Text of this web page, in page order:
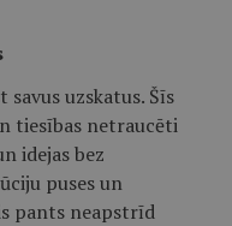
uzskatus. Šīs
tiesības netraucēti
idejas bez
puses un
pants neapstrīd